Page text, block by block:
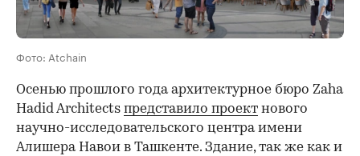
Фото: Atchain
Осенью прошлого года архитектурное бюро Zaha
Hadid Architects представило проект нового
научно-исследовательского центра имени
Алишера Навои в Ташкенте. Здание, так же как и